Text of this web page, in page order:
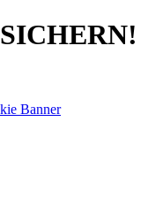
Banner